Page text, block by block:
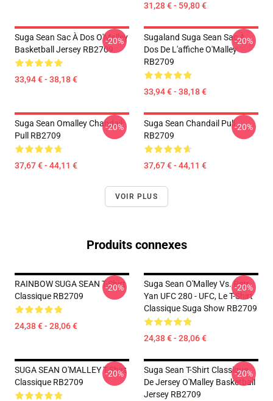
31,28 € - 59,80 €
Suga Sean Sac À Dos O'Malley
Basketball Jersey RB2709
33,94 € - 38,18 €
-20%
Sugaland Suga Sean Sac À
Dos De L'affiche O'Malley
RB2709
33,94 € - 38,18 €
-20%
Suga Sean Omalley Chandail
Pull RB2709
37,67 € - 44,11 €
-20%
Suga Sean Chandail Pull
RB2709
37,67 € - 44,11 €
-20%
VOIR PLUS
Produits connexes
RAINBOW SUGA SEAN T-Shirt
Classique RB2709
24,38 € - 28,06 €
-20%
Suga Sean O'Malley Vs. Petr
Yan UFC 280 - UFC, Le T-Shirt
Classique Suga Show RB2709
24,38 € - 28,06 €
-20%
SUGA SEAN O'MALLEY T-Shirt
Classique RB2709
-20%
Suga Sean T-Shirt Classique
De Jersey O'Malley Basketball
Jersey RB2709
-20%